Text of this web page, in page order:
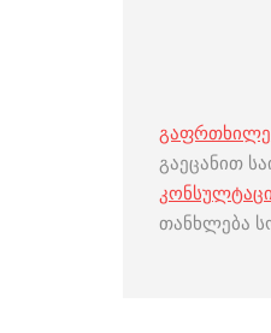
გაეცანით
თანხლება